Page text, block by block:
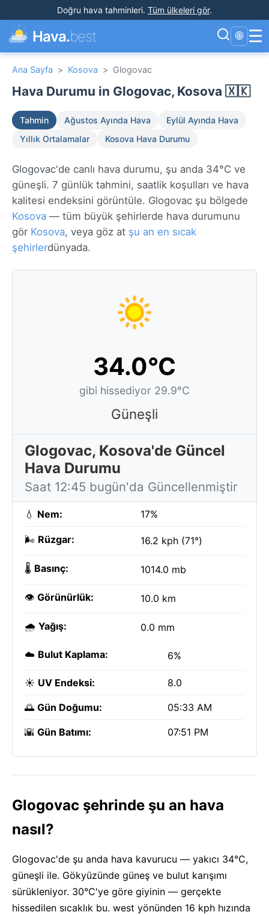
Doğru hava tahminleri. Tüm ülkeleri gör.
Hava.best 🌐 ☰
Ana Sayfa > Kosova > Glogovac
Hava Durumu in Glogovac, Kosova 🇽🇰
Tahmin Ağustos Ayında Hava
Eylül Ayında Hava
Yıllık Ortalamalar
Kosova Hava Durumu
Glogovac'de canlı hava durumu, şu anda 34°C ve
güneşli. 7 günlük tahmini, saatlik koşulları ve hava
kalitesi endeksini görüntüle. Glogovac şu bölgede
Kosova — tüm büyük şehirlerde hava durumunu
gör Kosova, veya göz at şu an en sıcak
şehirlerdünyada.
34.0°C
gibi hissediyor 29.9°C
Güneşli
Glogovac, Kosova'de Güncel
Hava Durumu
Saat 12:45 bugün'da Güncellenmiştir
💧 Nem: 17%
🌬️ Rüzgar: 16.2 kph (71°)
🌡️ Basınç: 1014.0 mb
👁️ Görünürlük: 10.0 km
🌧️ Yağış: 0.0 mm
☁️ Bulut Kaplama: 6%
☀️ UV Endeksi: 8.0
🌅 Gün Doğumu: 05:33 AM
🌇 Gün Batımı: 07:51 PM
Glogovac şehrinde şu an hava
nasıl?
Glogovac'de şu anda hava kavurucu — yakıcı 34°C,
güneşli ile. Gökyüzünde güneş ve bulut karışımı
sürükleniyor. 30°C'ye göre giyinin — gerçekte
hissedilen sıcaklık bu. west yönünden 16 kph hızında